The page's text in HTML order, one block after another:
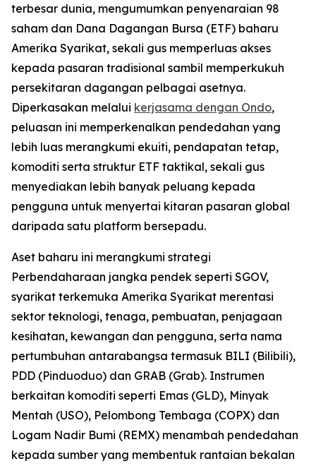
terbesar dunia, mengumumkan penyenaraian 98
saham dan Dana Dagangan Bursa (ETF) baharu
Amerika Syarikat, sekali gus memperluas akses
kepada pasaran tradisional sambil memperkukuh
persekitaran dagangan pelbagai asetnya.
Diperkasakan melalui kerjasama dengan Ondo,
peluasan ini memperkenalkan pendedahan yang
lebih luas merangkumi ekuiti, pendapatan tetap,
komoditi serta struktur ETF taktikal, sekali gus
menyediakan lebih banyak peluang kepada
pengguna untuk menyertai kitaran pasaran global
daripada satu platform bersepadu.
Aset baharu ini merangkumi strategi
Perbendaharaan jangka pendek seperti SGOV,
syarikat terkemuka Amerika Syarikat merentasi
sektor teknologi, tenaga, pembuatan, penjagaan
kesihatan, kewangan dan pengguna, serta nama
pertumbuhan antarabangsa termasuk BILI (Bilibili),
PDD (Pinduoduo) dan GRAB (Grab). Instrumen
berkaitan komoditi seperti Emas (GLD), Minyak
Mentah (USO), Pelombong Tembaga (COPX) dan
Logam Nadir Bumi (REMX) menambah pendedahan
kepada sumber yang membentuk rantaian bekalan